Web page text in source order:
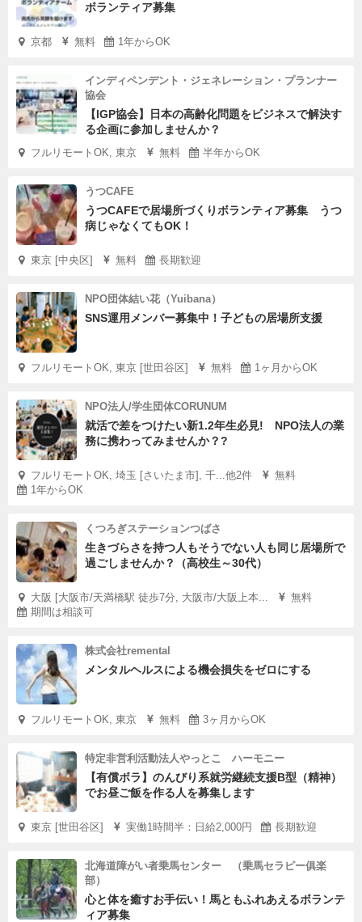
ボランティア募集
京都 無料 1年からOK
インディペンデント・ジェネレーション・プランナー
協会
【IGP協会】日本の高齢化問題をビジネスで解決す
る企画に参加しませんか？
フルリモートOK, 東京 無料 半年からOK
うつCAFE
うつCAFEで居場所づくりボランティア募集 うつ
病じゃなくてもOK！
東京 [中央区] 無料 長期歓迎
NPO団体結い花（Yuibana）
SNS運用メンバー募集中！子どもの居場所支援
フルリモートOK, 東京 [世田谷区] 無料 1ヶ月からOK
NPO法人/学生団体CORUNUM
就活で差をつけたい新1.2年生必見! NPO法人の業
務に携わってみませんか？?
フルリモートOK, 埼玉 [さいたま市], 千...他2件
無料
1年からOK
くつろぎステーションつばさ
生きづらさを持つ人もそうでない人も同じ居場所で
過ごしませんか？（高校生～30代）
大阪 [大阪市/天満橋駅 徒歩7分, 大阪市/大阪上本...
無料
期間は相談可
株式会社remental
メンタルヘルスによる機会損失をゼロにする
フルリモートOK, 東京 無料 3ヶ月からOK
特定非営利活動法人やっとこ ハーモニー
【有償ボラ】のんびり系就労継続支援B型（精神）
でお昼ご飯を作る人を募集します
東京 [世田谷区] 実働1時間半：日給2,000円 長期歓迎
北海道障がい者乗馬センター （乗馬セラピー俱楽
部）
心と体を癒すお手伝い！馬ともふれあえるボランテ
ィア募集